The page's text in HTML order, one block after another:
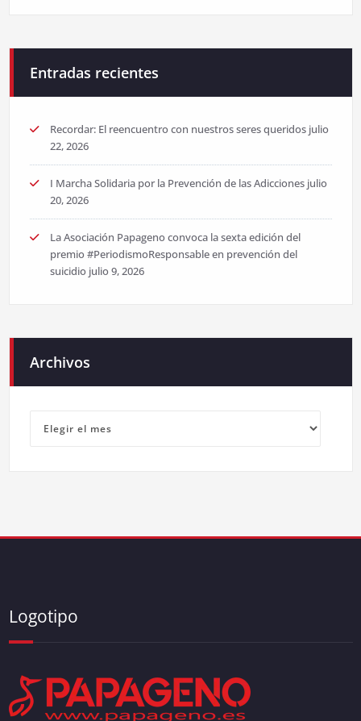
Entradas recientes
Recordar: El reencuentro con nuestros seres queridos julio
22, 2026
I Marcha Solidaria por la Prevención de las Adicciones julio
20, 2026
La Asociación Papageno convoca la sexta edición del
premio #PeriodismoResponsable en prevención del
suicidio julio 9, 2026
Archivos
Logotipo